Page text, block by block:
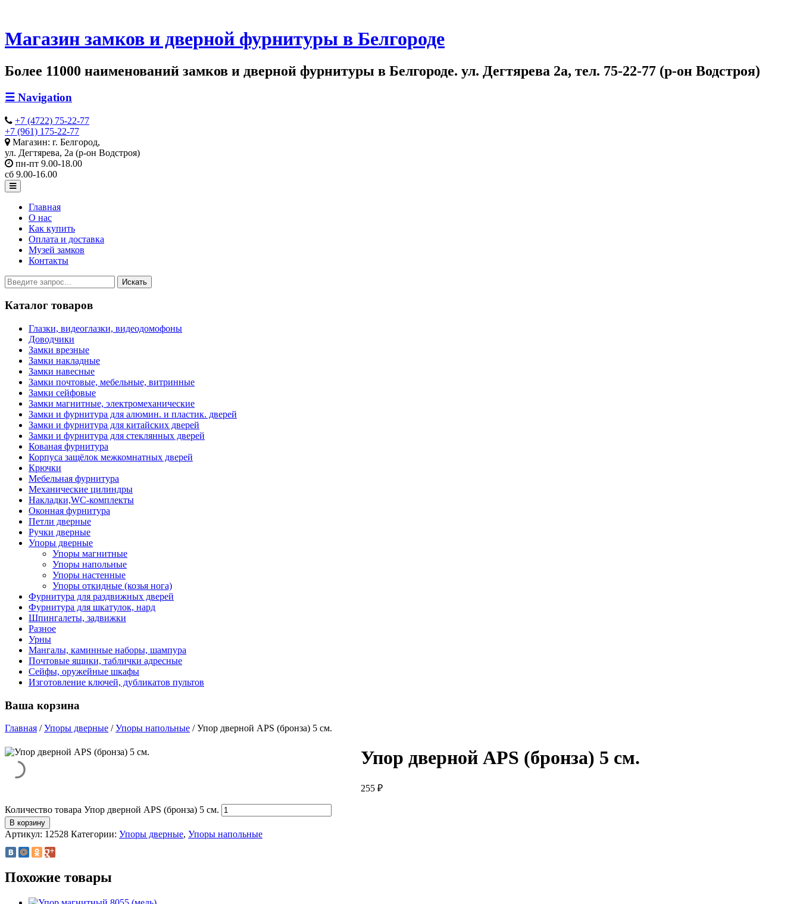
Магазин замков и дверной фурнитуры в Белгороде
Более 11000 наименований замков и дверной фурнитуры в Белгороде. ул. Дегтярева 2а, тел. 75-22-77 (р-он Водстроя)
☰ Navigation
+7 (4722) 75-22-77
+7 (961) 175-22-77
Магазин: г. Белгород,
ул. Дегтярева, 2а (р-он Водстроя)
пн-пт 9.00-18.00
сб 9.00-16.00
Главная
О нас
Как купить
Оплата и доставка
Музей замков
Контакты
Каталог товаров
Глазки, видеоглазки, видеодомофоны
Доводчики
Замки врезные
Замки накладные
Замки навесные
Замки почтовые, мебельные, витринные
Замки сейфовые
Замки магнитные, электромеханические
Замки и фурнитура для алюмин. и пластик. дверей
Замки и фурнитура для китайских дверей
Замки и фурнитура для стеклянных дверей
Кованая фурнитура
Корпуса защёлок межкомнатных дверей
Крючки
Мебельная фурнитура
Механические цилиндры
Накладки,WC-комплекты
Оконная фурнитура
Петли дверные
Ручки дверные
Упоры дверные
Упоры магнитные
Упоры напольные
Упоры настенные
Упоры откидные (козья нога)
Фурнитура для раздвижных дверей
Фурнитура для шкатулок, нард
Шпингалеты, задвижки
Разное
Урны
Мангалы, каминные наборы, шампура
Почтовые ящики, таблички адресные
Сейфы, оружейные шкафы
Изготовление ключей, дубликатов пультов
Ваша корзина
Главная / Упоры дверные / Упоры напольные / Упор дверной APS (бронза) 5 см.
Упор дверной APS (бронза) 5 см.
255 ₽
Количество товара Упор дверной APS (бронза) 5 см.
В корзину
Артикул: 12528 Категории: Упоры дверные, Упоры напольные
Похожие товары